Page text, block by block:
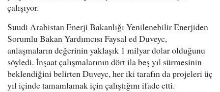
çalışıyor.
Suudi Arabistan Enerji Bakanlığı Yenilenebilir Enerjiden
Sorumlu Bakan Yardımcısı Faysal ed Duveyc,
anlaşmaların değerinin yaklaşık 1 milyar dolar olduğunu
söyledi. İnşaat çalışmalarının dört ila beş yıl sürmesinin
beklendiğini belirten Duveyc, her iki tarafın da projeleri üç
yıl içinde tamamlamak için çalıştığını ifade etti.